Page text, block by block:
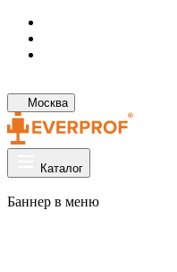
Москва
Каталог
Баннер в меню